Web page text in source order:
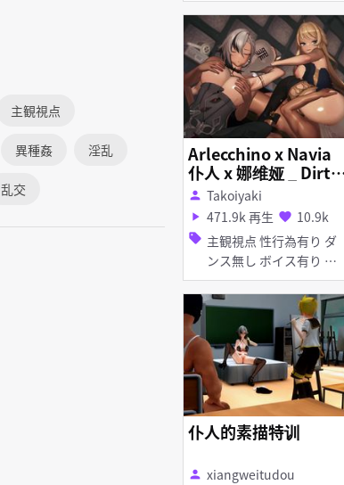
主観視点
異種姦 淫乱
乱交
ド服 顔射 口内射精 ディ
ープスロート 手コキ フ
ェラ 乱交
Arlecchino x Navia
仆人 x 娜维娅 _ Dirty
Secret
person Takoiyaki
play_arrow 471.9k 再生 favorite 10.9k
sell 主観視点 性行為有り ダ
ンス無し ボイス有り 淫
乱 巨乳 アヘ顔 お漏ら
し・潮吹き 泥酔・酩酊
仆人的素描特训
person xiangweitudou